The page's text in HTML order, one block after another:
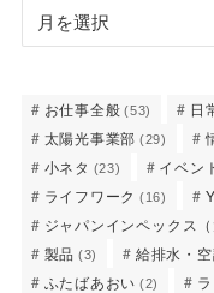
お仕事全般 (53) 日
太陽光事業部 (29)
小ネタ (23) イベン
ライフワーク (16)
ジャパンインペックス（
製品 (3) 給排水・
ふたばあおい (2)